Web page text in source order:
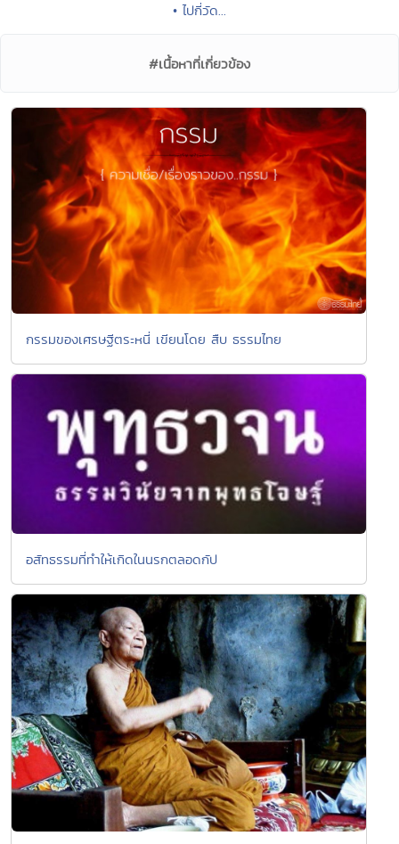
• ไปกี่วัด...
#เนื้อหาที่เกี่ยวข้อง
กรรมของเศรษฐีตระหนี่ เขียนโดย สืบ ธรรมไทย
อสัทธรรมที่ทำให้เกิดในนรกตลอดกัป